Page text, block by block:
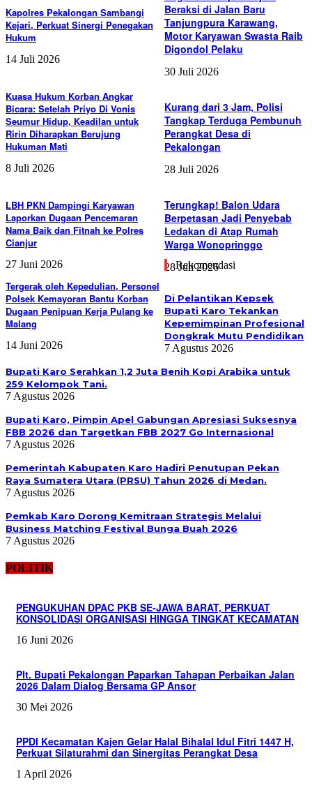
Kapolres Pekalongan Sambangi
Kejari, Perkuat Sinergi Penegakan
Hukum
14 Juli 2026
Kuasa Hukum Korban Angkar
Bicara: Setelah Priyo Di Vonis
Seumur Hidup, Keadilan untuk
Ririn Diharapkan Berujung
Hukuman Mati
8 Juli 2026
LBH PKN Dampingi Karyawan
Laporkan Dugaan Pencemaran
Nama Baik dan Fitnah ke Polres
Cianjur
27 Juni 2026
Tergerak oleh Kepedulian, Personel
Polsek Kemayoran Bantu Korban
Dugaan Penipuan Kerja Pulang ke
Malang
14 Juni 2026
Beraksi di Jalan Baru
Tanjungpura Karawang,
Motor Karyawan Swasta Raib
Digondol Pelaku
30 Juli 2026
Kurang dari 3 Jam, Polisi
Tangkap Terduga Pembunuh
Perangkat Desa di
Pekalongan
28 Juli 2026
Terungkap! Balon Udara
Berpetasan Jadi Penyebab
Ledakan di Atap Rumah
Warga Wonopringgo
28 Juli 2026
Rekomendasi
Di Pelantikan Kepsek
Bupati Karo Tekankan
Kepemimpinan Profesional
Dongkrak Mutu Pendidikan
7 Agustus 2026
Bupati Karo Serahkan 1,2 Juta Benih Kopi Arabika untuk
259 Kelompok Tani.
7 Agustus 2026
Bupati Karo, Pimpin Apel Gabungan Apresiasi Suksesnya
FBB 2026 dan Targetkan FBB 2027 Go Internasional
7 Agustus 2026
Pemerintah Kabupaten Karo Hadiri Penutupan Pekan
Raya Sumatera Utara (PRSU) Tahun 2026 di Medan.
7 Agustus 2026
Pemkab Karo Dorong Kemitraan Strategis Melalui
Business Matching Festival Bunga Buah 2026
7 Agustus 2026
POLITIK
PENGUKUHAN DPAC PKB SE-JAWA BARAT, PERKUAT
KONSOLIDASI ORGANISASI HINGGA TINGKAT KECAMATAN
16 Juni 2026
Plt. Bupati Pekalongan Paparkan Tahapan Perbaikan Jalan
2026 Dalam Dialog Bersama GP Ansor
30 Mei 2026
PPDI Kecamatan Kajen Gelar Halal Bihalal Idul Fitri 1447 H,
Perkuat Silaturahmi dan Sinergitas Perangkat Desa
1 April 2026